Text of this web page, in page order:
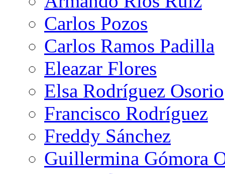
Carlos Pozos
Carlos Ramos Padilla
Eleazar Flores
Elsa Rodríguez Osorio
Francisco Rodríguez
Freddy Sánchez
Guillermina Gómora